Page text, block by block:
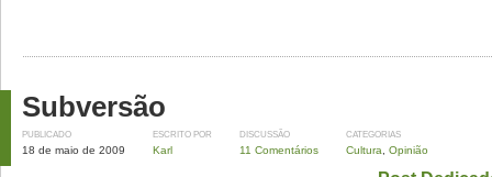
Subversão
PUBLICADO
18 de maio de 2009
ESCRITO POR
Karl
DISCUSSÃO
11 Comentários
CATEGORIAS
Cultura, Opinião